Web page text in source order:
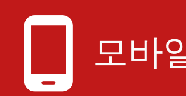
phone_android 모바